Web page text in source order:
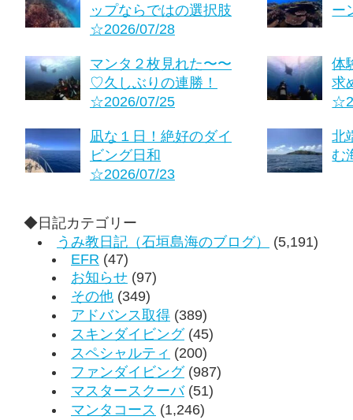
ップならではの選択肢
☆2026/07/28
ー
マンタ２枚見れた〜〜
♡久しぶりの連勝！
☆2026/07/25
体
求
凪な１日！絶好のダイ
ビング日和
☆2026/07/23
北
む
◆日記カテゴリー
うみ教日記（石垣島海のブログ）
(5,191)
EFR (47)
お知らせ (97)
その他 (349)
アドバンス取得 (389)
スキンダイビング(45)
スペシャルティ (200)
ファンダイビング(987)
マスタースクーバ(51)
マンタコース (1,246)